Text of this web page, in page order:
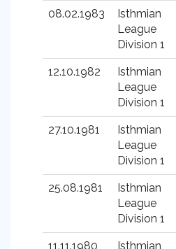
08.02.1983
Isthmian
League
Division 1
12.10.1982
Isthmian
League
Division 1
27.10.1981
Isthmian
League
Division 1
25.08.1981
Isthmian
League
Division 1
11.11.1980
Isthmian